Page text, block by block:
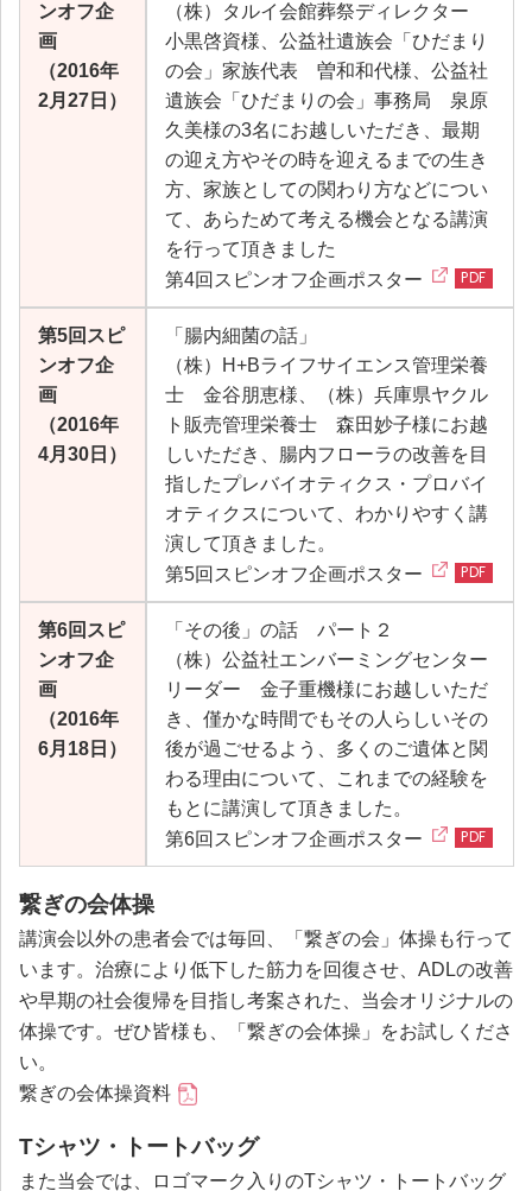
ンオフ企
画
（2016年
2月27日）
（株）タルイ会館葬祭ディレクター
小黒啓資様、公益社遺族会「ひだまり
の会」家族代表 曽和和代様、公益社
遺族会「ひだまりの会」事務局 泉原
久美様の3名にお越しいただき、最期
の迎え方やその時を迎えるまでの生き
方、家族としての関わり方などについ
て、あらためて考える機会となる講演
を行って頂きました
第4回スピンオフ企画ポスター
第5回スピ
ンオフ企
画
（2016年
4月30日）
「腸内細菌の話」
（株）H+Bライフサイエンス管理栄養
士 金谷朋恵様、（株）兵庫県ヤクル
ト販売管理栄養士 森田妙子様にお越
しいただき、腸内フローラの改善を目
指したプレバイオティクス・プロバイ
オティクスについて、わかりやすく講
演して頂きました。
第5回スピンオフ企画ポスター
第6回スピ
ンオフ企
画
（2016年
6月18日）
「その後」の話 パート２
（株）公益社エンバーミングセンター
リーダー 金子重機様にお越しいただ
き、僅かな時間でもその人らしいその
後が過ごせるよう、多くのご遺体と関
わる理由について、これまでの経験を
もとに講演して頂きました。
第6回スピンオフ企画ポスター
繋ぎの会体操
講演会以外の患者会では毎回、「繋ぎの会」体操も行って
います。治療により低下した筋力を回復させ、ADLの改善
や早期の社会復帰を目指し考案された、当会オリジナルの
体操です。ぜひ皆様も、「繋ぎの会体操」をお試しくださ
い。
繋ぎの会体操資料
Tシャツ・トートバッグ
また当会では、ロゴマーク入りのTシャツ・トートバッグ